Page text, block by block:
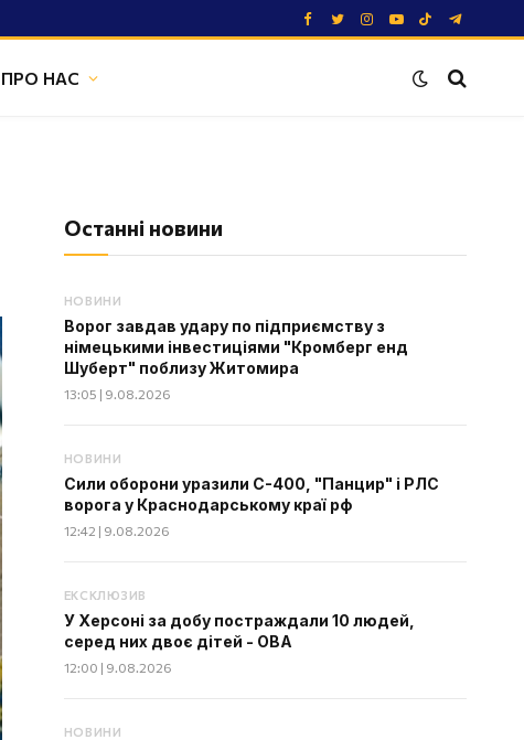
Facebook
TwitterInstagram
YouTube
TikTokTelegram
ПРО НАС
Останні новини
НОВИНИ
Ворог завдав удару по підприємству з
німецькими інвестиціями "Кромберг енд
Шуберт" поблизу Житомира
13:05 | 9.08.2026
НОВИНИ
Сили оборони уразили С-400, "Панцир" і РЛС
ворога у Краснодарському краї рф
12:42 | 9.08.2026
ЕКСКЛЮЗИВ
У Херсоні за добу постраждали 10 людей,
серед них двоє дітей - ОВА
12:00 | 9.08.2026
НОВИНИ